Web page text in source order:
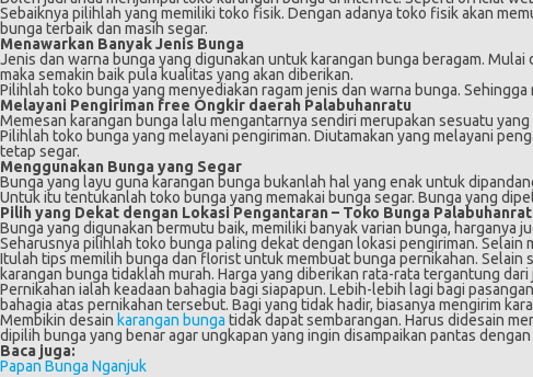
Sebaiknya pilihlah yang memiliki toko fisik. Dengan adanya toko fisik akan
bunga terbaik dan masih segar.
Menawarkan Banyak Jenis Bunga
Jenis dan warna bunga yang digunakan untuk karangan bunga beragam.
maka semakin baik pula kualitas yang akan diberikan.
Pilihlah toko bunga yang menyediakan ragam jenis dan warna bunga.
Melayani Pengiriman free Ongkir daerah Palabuhanratu
Memesan karangan bunga lalu mengantarnya sendiri merupakan sesuatu
Pilihlah toko bunga yang melayani pengiriman. Diutamakan yang melayani
tetap segar.
Menggunakan Bunga yang Segar
Bunga yang layu guna karangan bunga bukanlah hal yang enak untuk
Untuk itu tentukanlah toko bunga yang memakai bunga segar. Bunga yang
Pilih yang Dekat dengan Lokasi Pengantaran – Toko Bunga
Bunga yang digunakan bermutu baik, memiliki banyak varian bunga, harganya
Seharusnya pilihlah toko bunga paling dekat dengan lokasi pengiriman.
Itulah tips memilih bunga dan florist untuk membuat bunga pernikahan. Selain
karangan bunga tidaklah murah. Harga yang diberikan rata-rata tergantung
Pernikahan ialah keadaan bahagia bagi siapapun. Lebih-lebih lagi bagi
bahagia atas pernikahan tersebut. Bagi yang tidak hadir, biasanya mengirim
Membikin desain karangan bunga tidak dapat sembarangan. Harus didesain
dipilih bunga yang benar agar ungkapan yang ingin disampaikan pantas dengan
Baca juga:
Papan Bunga Nganjuk